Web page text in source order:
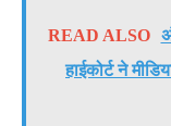
READ ALSO
हाईकोर्ट ने